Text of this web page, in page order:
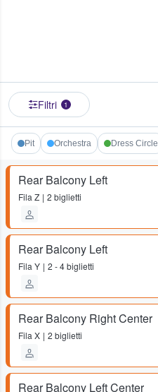
Filtri 1
Pit Orchestra Dress Circle
Rear Balcony Left
Fila Z 2 biglietti
Rear Balcony Left
Fila Y 2 - 4 biglietti
Rear Balcony Right Center
Fila X 2 biglietti
Rear Balcony Left Center